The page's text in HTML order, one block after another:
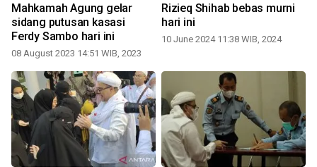
Mahkamah Agung gelar
sidang putusan kasasi
Ferdy Sambo hari ini
08 August 2023 14:51 WIB, 2023
Rizieq Shihab bebas murni
hari ini
10 June 2024 11:38 WIB, 2024